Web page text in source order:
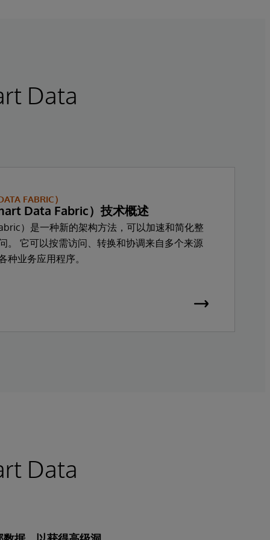
Data
FABRIC）
Data Fabric）技术概述
）是一种新的架构方法，可以加速和简化整
。 它可以按需访问、转换和协调来自多个来源
种业务应用程序。
Data